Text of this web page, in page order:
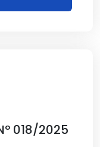
018/2025